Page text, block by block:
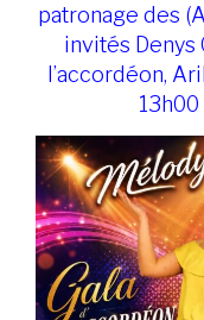
patronage des
invités Denys
l’accordéon,
13h00